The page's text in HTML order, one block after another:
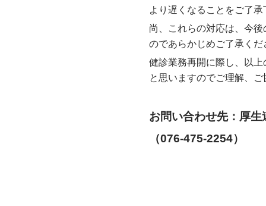
より遅くなることをご了承
尚、これらの対応は、今
のであらかじめご了承くだ
健診業務再開に際し、以
と思いますのでご理解、
お問い合わせ先：厚
（076-475-2254）